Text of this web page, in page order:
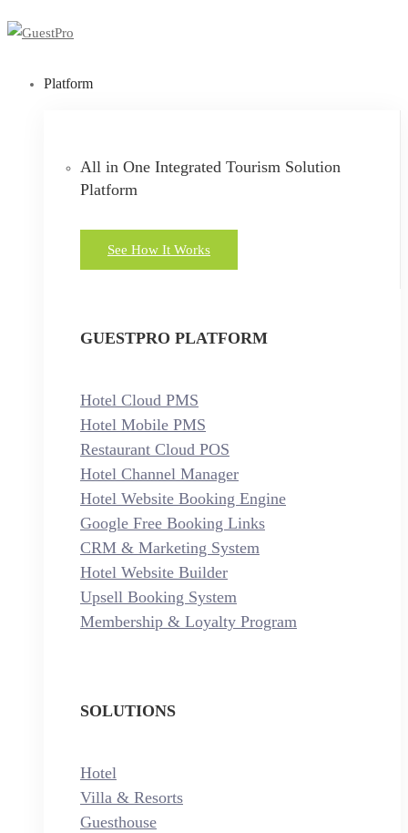
Platform
All in One Integrated Tourism Solution
Platform
See How It Works
GUESTPRO PLATFORM
Hotel Cloud PMS
Hotel Mobile PMS
Restaurant Cloud POS
Hotel Channel Manager
Hotel Website Booking Engine
Google Free Booking Links
CRM & Marketing System
Hotel Website Builder
Upsell Booking System
Membership & Loyalty Program
SOLUTIONS
Hotel
Villa & Resorts
Guesthouse